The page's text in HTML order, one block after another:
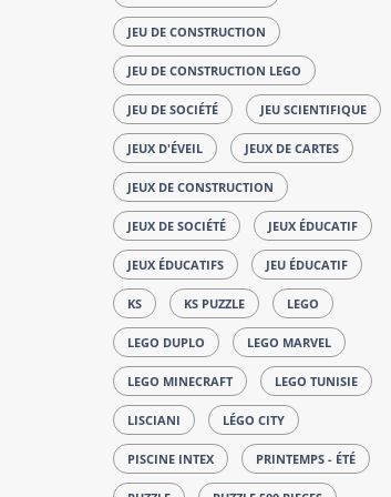
JEU DE CONSTRUCTION
JEU DE CONSTRUCTION LEGO
JEU DE SOCIÉTÉ JEU SCIENTIFIQUE
JEUX D'ÉVEIL JEUX DE CARTES
JEUX DE CONSTRUCTION
JEUX DE SOCIÉTÉ JEUX ÉDUCATIF
JEUX ÉDUCATIFS JEU ÉDUCATIF
KS KS PUZZLE LEGO
LEGO DUPLO LEGO MARVEL
LEGO MINECRAFT LEGO TUNISIE
LISCIANI LÉGO CITY
PISCINE INTEX PRINTEMPS - ÉTÉ